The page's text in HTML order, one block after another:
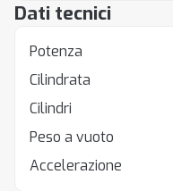
Dati tecnici
Potenza
Cilindrata
Cilindri
Peso a vuoto
Accelerazione